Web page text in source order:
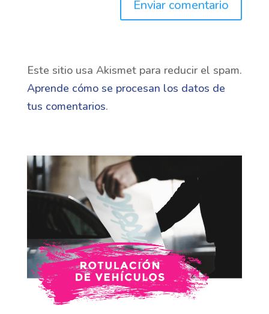
Este sitio usa Akismet para reducir el spam.
Aprende cómo se procesan los datos de
tus comentarios.